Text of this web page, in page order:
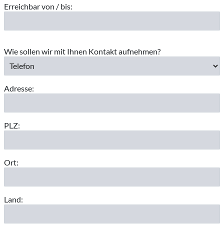
Erreichbar von / bis:
Wie sollen wir mit Ihnen Kontakt aufnehmen?
Adresse:
PLZ:
Ort:
Land: